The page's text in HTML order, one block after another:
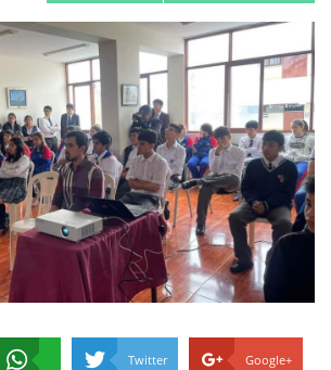
Twitter Google+